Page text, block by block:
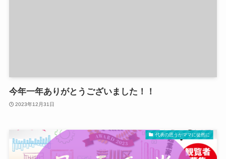
今年一年ありがとうございました！！
2023年12月31日
代表の思うがママに徒然に